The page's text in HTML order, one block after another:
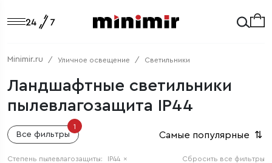
Minimir.ru Уличное освещение Светильники
Ландшафтные светильники
пылевлагозащита IP44
Все фильтры
1
Самые популярные ⇅
Сбросить все фильтры
Степень пылевлагозащиты: IP44 ×